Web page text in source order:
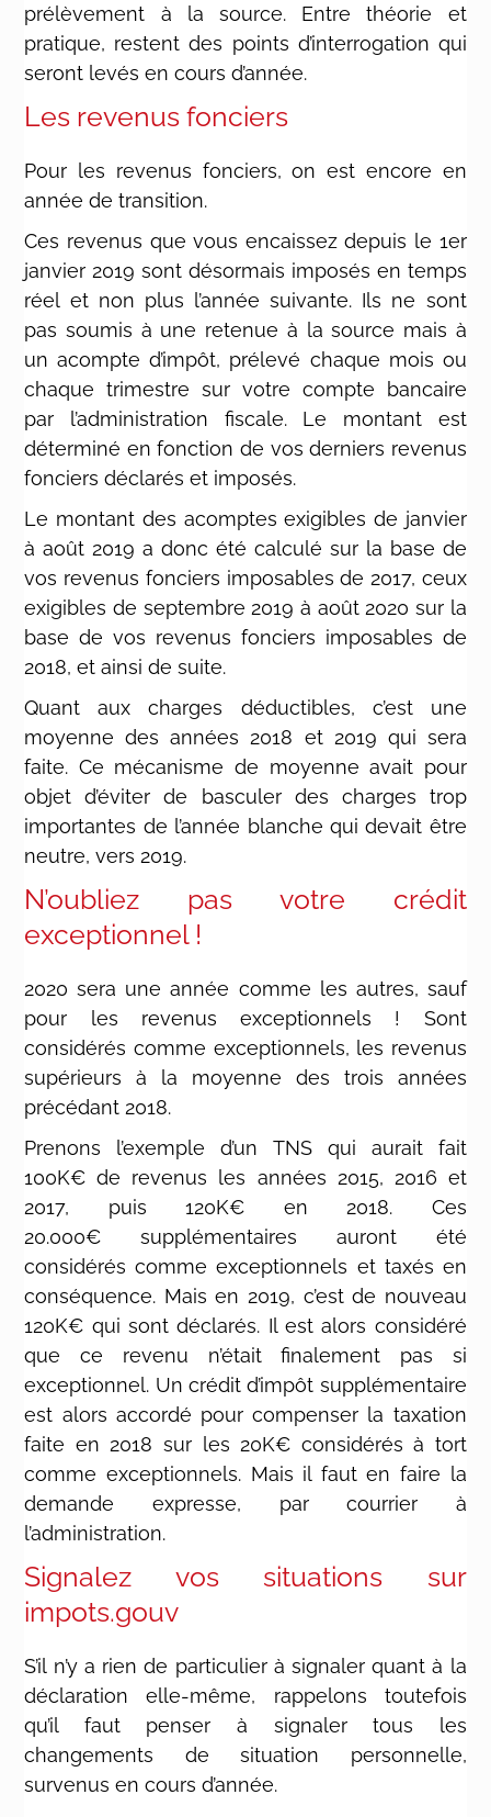
prélèvement à la source. Entre théorie et
pratique, restent des points d’interrogation qui
seront levés en cours d’année.
Les revenus fonciers
Pour les revenus fonciers, on est encore en
année de transition.
Ces revenus que vous encaissez depuis le 1er
janvier 2019 sont désormais imposés en temps
réel et non plus l’année suivante. Ils ne sont
pas soumis à une retenue à la source mais à
un acompte d’impôt, prélevé chaque mois ou
chaque trimestre sur votre compte bancaire
par l’administration fiscale. Le montant est
déterminé en fonction de vos derniers revenus
fonciers déclarés et imposés.
Le montant des acomptes exigibles de janvier
à août 2019 a donc été calculé sur la base de
vos revenus fonciers imposables de 2017, ceux
exigibles de septembre 2019 à août 2020 sur la
base de vos revenus fonciers imposables de
2018, et ainsi de suite.
Quant aux charges déductibles, c’est une
moyenne des années 2018 et 2019 qui sera
faite. Ce mécanisme de moyenne avait pour
objet d’éviter de basculer des charges trop
importantes de l’année blanche qui devait être
neutre, vers 2019.
N’oubliez pas votre crédit
exceptionnel !
2020 sera une année comme les autres, sauf
pour les revenus exceptionnels ! Sont
considérés comme exceptionnels, les revenus
supérieurs à la moyenne des trois années
précédant 2018.
Prenons l’exemple d’un TNS qui aurait fait
100K€ de revenus les années 2015, 2016 et
2017, puis 120K€ en 2018. Ces
20.000€ supplémentaires auront été
considérés comme exceptionnels et taxés en
conséquence. Mais en 2019, c’est de nouveau
120K€ qui sont déclarés. Il est alors considéré
que ce revenu n’était finalement pas si
exceptionnel. Un crédit d’impôt supplémentaire
est alors accordé pour compenser la taxation
faite en 2018 sur les 20K€ considérés à tort
comme exceptionnels. Mais il faut en faire la
demande expresse, par courrier à
l’administration.
Signalez vos situations sur
impots.gouv
S’il n’y a rien de particulier à signaler quant à la
déclaration elle-même, rappelons toutefois
qu’il faut penser à signaler tous les
changements de situation personnelle,
survenus en cours d’année.